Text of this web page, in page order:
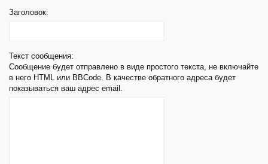
Заголовок:
Текст сообщения:
Сообщение будет отправлено в виде простого текста, не включайте
в него HTML или BBCode. В качестве обратного адреса будет
показываться ваш адрес email.